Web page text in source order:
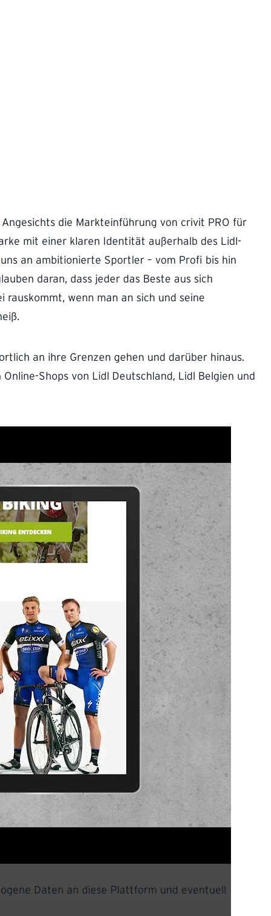
die Markteinführung von crivit PRO für
mit einer klaren Identität außerhalb des Lidl-
an ambitionierte Sportler – vom Profi bis hin
daran, dass jeder das Beste aus sich
rauskommt, wenn man an sich und seine
an ihre Grenzen gehen und darüber hinaus.
Shops von Lidl Deutschland, Lidl Belgien und
Daten an diese Plattform und eventuell